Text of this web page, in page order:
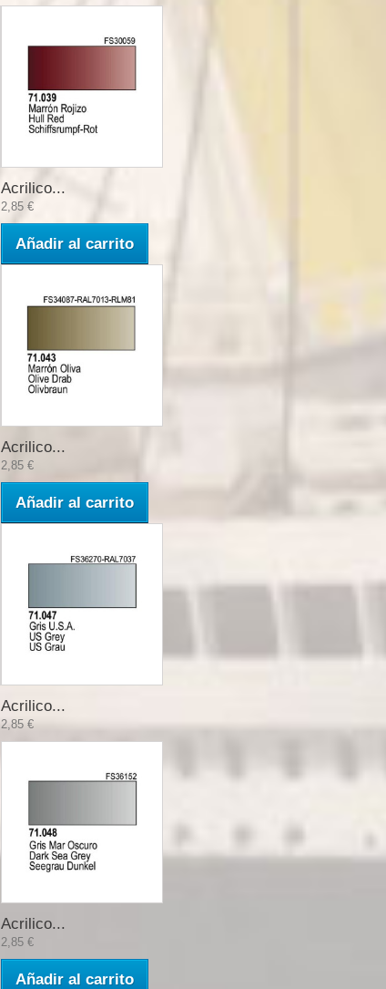
Acrilico...
2,85 €
Añadir al carrito
Acrilico...
2,85 €
Añadir al carrito
Acrilico...
2,85 €
Acrilico...
2,85 €
Añadir al carrito